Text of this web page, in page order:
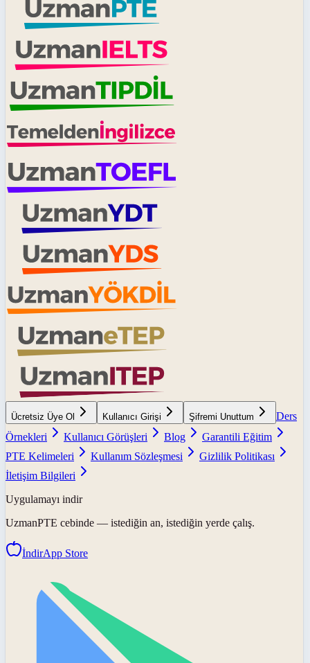
Ücretsiz Üye Ol Kullanıcı Girişi Şifremi Unuttum
Ders
Örnekleri
Kullanıcı Görüşleri Blog
Garantili Eğitim
PTE Kelimeleri
Kullanım Sözleşmesi
Gizlilik Politikası
İletişim Bilgileri
Uygulamayı indir
UzmanPTE cebinde — istediğin an, istediğin yerde çalış.
İndirApp Store